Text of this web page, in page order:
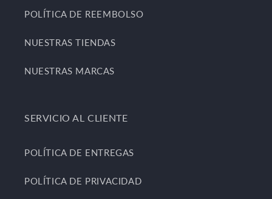
POLÍTICA DE REEMBOLSO
NUESTRAS TIENDAS
NUESTRAS MARCAS
SERVICIO AL CLIENTE
POLÍTICA DE ENTREGAS
POLÍTICA DE PRIVACIDAD